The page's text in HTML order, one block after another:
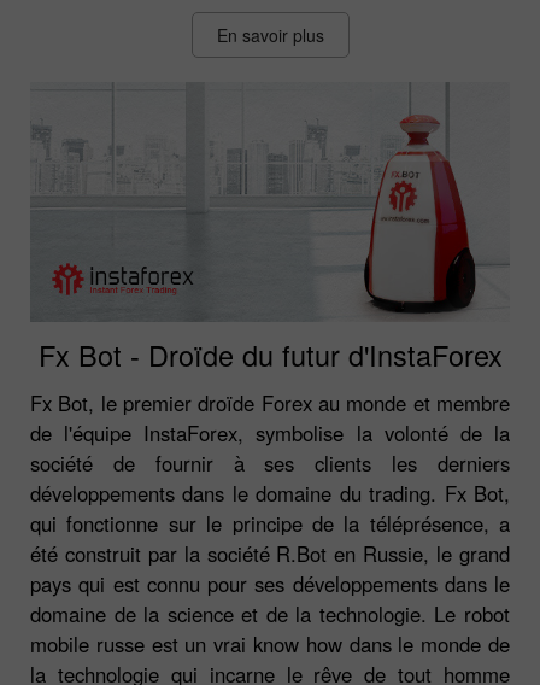
En savoir plus
Fx Bot - Droïde du futur d'InstaForex
Fx Bot, le premier droïde Forex au monde et membre
de l'équipe InstaForex, symbolise la volonté de la
société de fournir à ses clients les derniers
développements dans le domaine du trading. Fx Bot,
qui fonctionne sur le principe de la téléprésence, a
été construit par la société R.Bot en Russie, le grand
pays qui est connu pour ses développements dans le
domaine de la science et de la technologie. Le robot
mobile russe est un vrai know how dans le monde de
la technologie qui incarne le rêve de tout homme